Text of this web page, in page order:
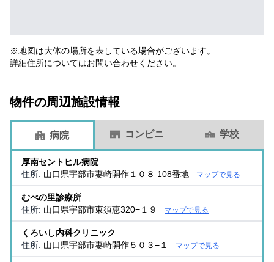
※地図は大体の場所を表している場合がございます。
詳細住所についてはお問い合わせください。
物件の周辺施設情報
病院 コンビニ 学校
厚南セントヒル病院
住所: 山口県宇部市妻崎開作１０８ 108番地 マップで見る
むべの里診療所
住所: 山口県宇部市東須恵320−１９ マップで見る
くろいし内科クリニック
住所: 山口県宇部市妻崎開作５０３−１ マップで見る